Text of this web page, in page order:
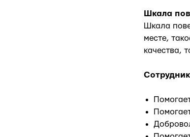
Шкала
Шкала
месте,
качества,